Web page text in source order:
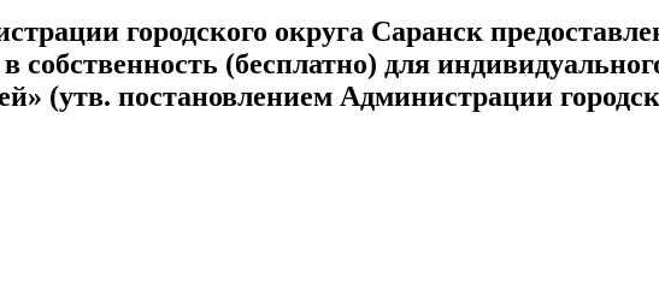
городского округа Саранск
собственность (бесплатно) для
(утв. постановлением Администрации